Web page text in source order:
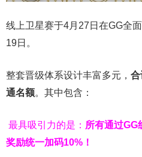
线上卫星赛于4月27日在GG全
19日。
整套晋级体系设计丰富多元， 合
通名额。其中包含：
最具吸引力的是： 所有通过GG
奖励统一加码10% ！